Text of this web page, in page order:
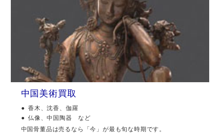
中国美術買取
香木、沈香、伽羅
仏像、中国陶器 など
中国骨董品は売るなら「今」が最も旬な時期です。